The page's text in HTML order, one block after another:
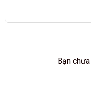
Bạn